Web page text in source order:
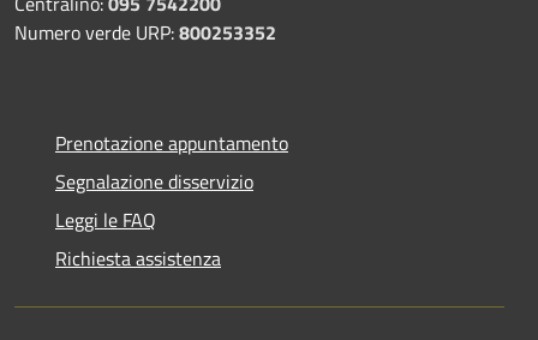
Numero verde URP:800253352
Prenotazione appuntamento
Segnalazione disservizio
Leggi le FAQ
Richiesta assistenza